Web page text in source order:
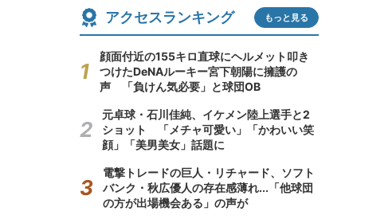
アクセスランキング もっと見る
顔面付近の155キロ直球にヘルメット叩き
つけたDeNAルーキー宮下朝陽に擁護の
声 「負けん気必要」と球団OB
元卓球・石川佳純、イケメン陸上選手と2
ショット 「メチャ可愛い」「かわいい笑
顔」「美男美女」話題に
電撃トレードの巨人・リチャード、ソフト
バンク・秋広優人の存在感薄れ...「他球団
の方が出場機会ある」の声が